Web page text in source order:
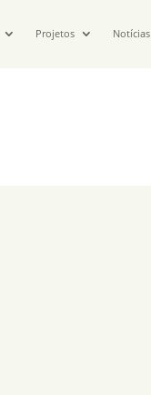
Projetos Notícias